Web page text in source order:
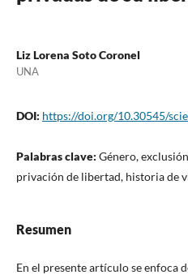
Liz Lorena Soto Coronel
UNA
DOI: https://doi.org/10.30545/
Palabras clave: Género,
privación de libertad, historia de
Resumen
En el presente artículo se enfoca